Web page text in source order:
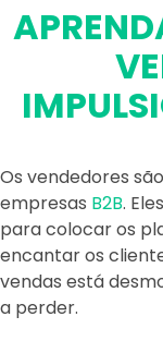
Os vendedores
empresas B2B.
para colocar os
encantar os
vendas está
a perder.